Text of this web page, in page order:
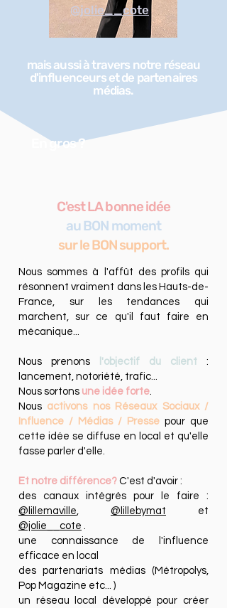
@jolie__cote
mais aussi à travers notre réseau
d'influenceurs et de partenaires
médias.
En gros ?
C'est LA bonne idée
au BON moment
sur le BON support.
Nous sommes à l'affût des profils qui
résonnent vraiment dans les Hauts-de-
France, sur les tendances qui
marchent, sur ce qu'il faut faire en
mécanique...
Nous prenons l'objectif du client :
lancement, notoriété, trafic...
Nous sortons une idée forte.
Nous activons nos Réseaux Sociaux /
Influence / Médias / Presse pour que
cette idée se diffuse en local et qu'elle
fasse parler d'elle.
Et notre différence? C'est d'avoir :
des canaux intégrés pour le faire :
@lillemaville, @lillebymat et
@jolie__cote .
une connaissance de l'influence
efficace en local
des partenariats médias (Métropolys,
Pop Magazine etc... )
un réseau local développé pour créer